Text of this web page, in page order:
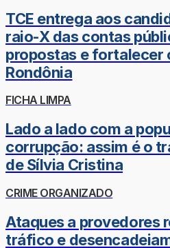
TCE entrega aos
raio-X das contas
propostas e fortalecer
Rondônia
FICHA LIMPA
Lado a lado com a
corrupção: assim é o
de Sílvia Cristina
CRIME ORGANIZADO
Ataques a provedores
tráfico e